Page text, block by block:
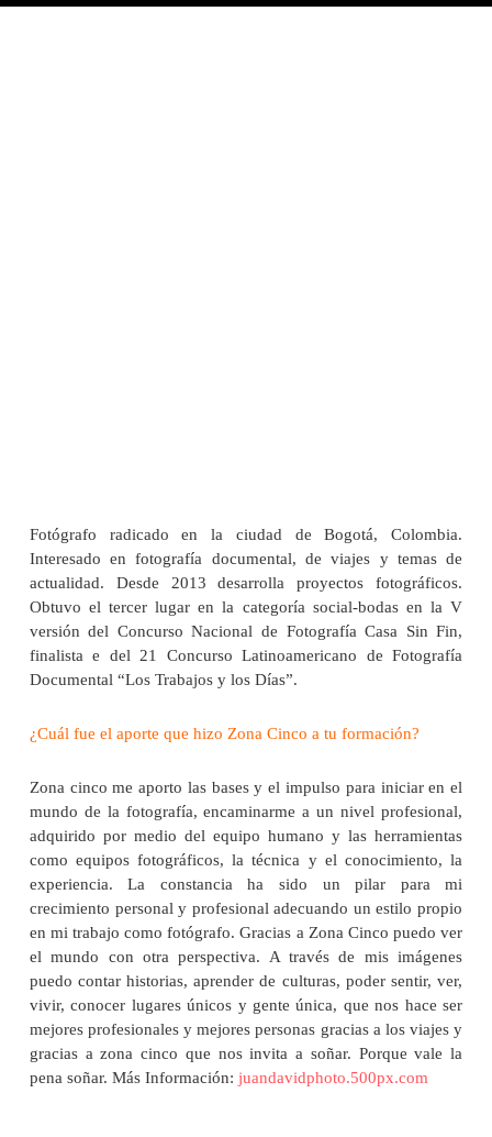
Fotógrafo radicado en la ciudad de Bogotá, Colombia.
Interesado en fotografía documental, de viajes y temas de
actualidad. Desde 2013 desarrolla proyectos fotográficos.
Obtuvo el tercer lugar en la categoría social-bodas en la V
versión del Concurso Nacional de Fotografía Casa Sin Fin,
finalista e del 21 Concurso Latinoamericano de Fotografía
Documental “Los Trabajos y los Días”.
¿Cuál fue el aporte que hizo Zona Cinco a tu formación?
Zona cinco me aporto las bases y el impulso para iniciar en el
mundo de la fotografía, encaminarme a un nivel profesional,
adquirido por medio del equipo humano y las herramientas
como equipos fotográficos, la técnica y el conocimiento, la
experiencia. La constancia ha sido un pilar para mi
crecimiento personal y profesional adecuando un estilo propio
en mi trabajo como fotógrafo. Gracias a Zona Cinco puedo ver
el mundo con otra perspectiva. A través de mis imágenes
puedo contar historias, aprender de culturas, poder sentir, ver,
vivir, conocer lugares únicos y gente única, que nos hace ser
mejores profesionales y mejores personas gracias a los viajes y
gracias a zona cinco que nos invita a soñar. Porque vale la
pena soñar. Más Información: juandavidphoto.500px.com